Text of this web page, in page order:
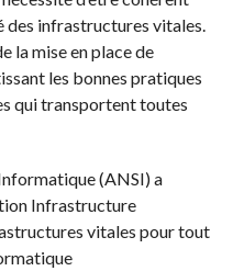
des infrastructures vitales.
la mise en place de
les bonnes pratiques
qui transportent toutes
(ANSI) a
Infrastructure
vitales pour tout